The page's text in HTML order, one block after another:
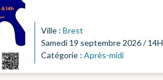
Ville : Brest
Samedi 19 septembre 2026 / 14H
Catégorie : Après-midi